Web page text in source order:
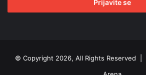
© Copyright 2026, All Rights Reserved |